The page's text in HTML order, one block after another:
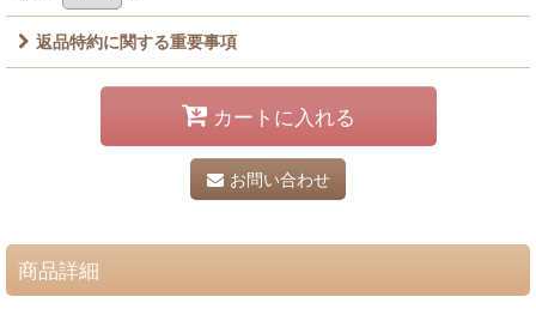
返品特約に関する重要事項
カートに入れる
お問い合わせ
商品詳細